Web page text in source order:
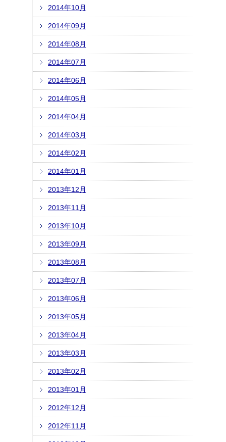
2014年10月
2014年09月
2014年08月
2014年07月
2014年06月
2014年05月
2014年04月
2014年03月
2014年02月
2014年01月
2013年12月
2013年11月
2013年10月
2013年09月
2013年08月
2013年07月
2013年06月
2013年05月
2013年04月
2013年03月
2013年02月
2013年01月
2012年12月
2012年11月